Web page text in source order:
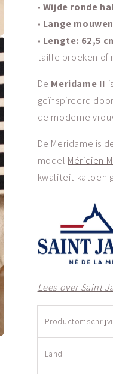
• Wijde ronde
• Lange mouwen
• Lengte: 62,5
taille broeken of
De Meridame II
geïnspireerd
de moderne
De Meridame is
model Méridien
kwaliteit katoen
Lees over Saint
Land